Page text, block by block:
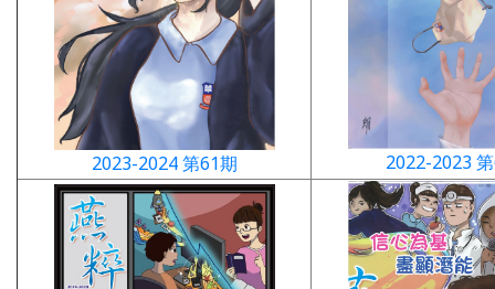
2023-2024 第61期 2022-2023